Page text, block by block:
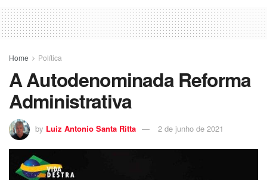
Home Política
A Autodenominada Reforma
Administrativa
by Luiz Antonio Santa Ritta 2 de junho de 2021